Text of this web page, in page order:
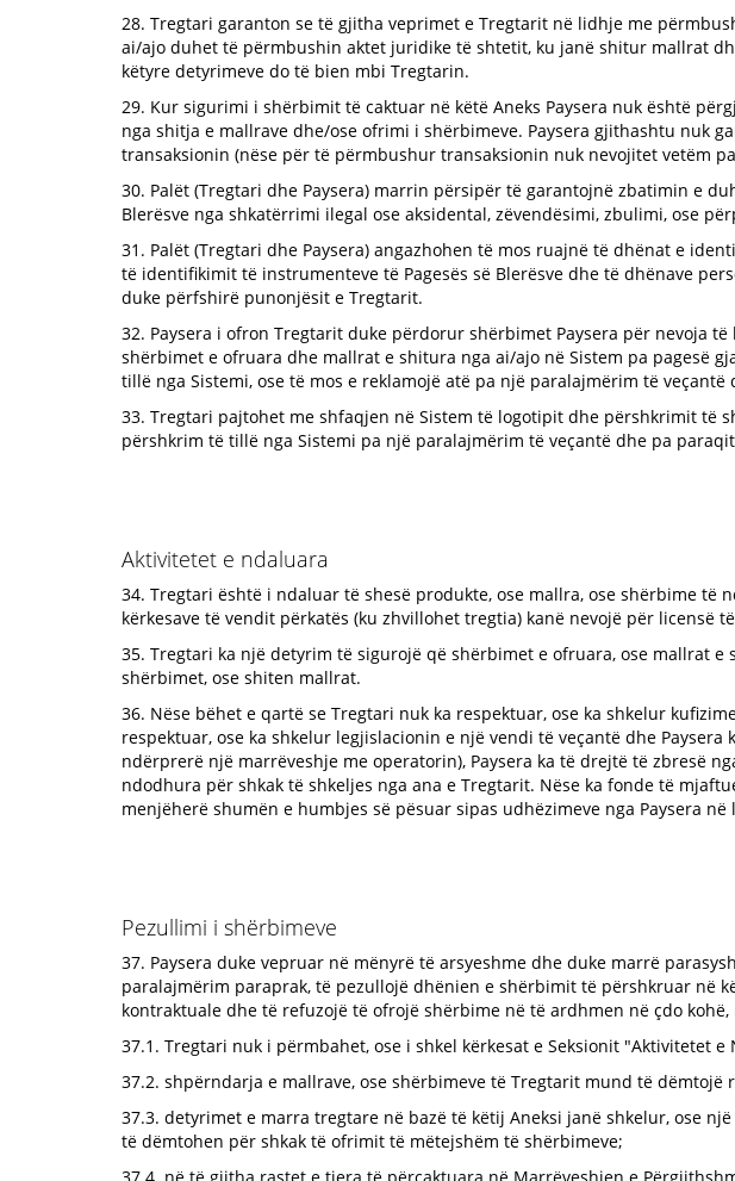
28. Tregtari garanton se të gjitha veprimet e Tregtarit në lidhje me
ai/ajo duhet të përmbushin aktet juridike të shtetit, ku janë shitur mallrat
këtyre detyrimeve do të bien mbi Tregtarin.
29. Kur sigurimi i shërbimit të caktuar në këtë Aneks Paysera nuk është
nga shitja e mallrave dhe/ose ofrimi i shërbimeve. Paysera gjithashtu nuk
transaksionin (nëse për të përmbushur transaksionin nuk nevojitet vetëm
30. Palët (Tregtari dhe Paysera) marrin përsipër të garantojnë zbatimin e
Blerësve nga shkatërrimi ilegal ose aksidental, zëvendësimi, zbulimi, ose
31. Palët (Tregtari dhe Paysera) angazhohen të mos ruajnë të dhënat e
të identifikimit të instrumenteve të Pagesës së Blerësve dhe të dhënave
duke përfshirë punonjësit e Tregtarit.
32. Paysera i ofron Tregtarit duke përdorur shërbimet Paysera për nevoja
shërbimet e ofruara dhe mallrat e shitura nga ai/ajo në Sistem pa pagesë
tillë nga Sistemi, ose të mos e reklamojë atë pa një paralajmërim të
33. Tregtari pajtohet me shfaqjen në Sistem të logotipit dhe përshkrimit të
përshkrim të tillë nga Sistemi pa një paralajmërim të veçantë dhe pa
Aktivitetet e ndaluara
34. Tregtari është i ndaluar të shesë produkte, ose mallra, ose shërbime
kërkesave të vendit përkatës (ku zhvillohet tregtia) kanë nevojë për licensë
35. Tregtari ka një detyrim të sigurojë që shërbimet e ofruara, ose mallrat
shërbimet, ose shiten mallrat.
36. Nëse bëhet e qartë se Tregtari nuk ka respektuar, ose ka shkelur
respektuar, ose ka shkelur legjislacionin e një vendi të veçantë dhe
ndërprerë një marrëveshje me operatorin), Paysera ka të drejtë të zbresë
ndodhura për shkak të shkeljes nga ana e Tregtarit. Nëse ka fonde të
menjëherë shumën e humbjes së pësuar sipas udhëzimeve nga Paysera
Pezullimi i shërbimeve
37. Paysera duke vepruar në mënyrë të arsyeshme dhe duke marrë
paralajmërim paraprak, të pezullojë dhënien e shërbimit të përshkruar në
kontraktuale dhe të refuzojë të ofrojë shërbime në të ardhmen në çdo kohë,
37.1. Tregtari nuk i përmbahet, ose i shkel kërkesat e Seksionit "Aktivitetet e
37.2. shpërndarja e mallrave, ose shërbimeve të Tregtarit mund të dëmtojë
37.3. detyrimet e marra tregtare në bazë të këtij Aneksi janë shkelur, ose
të dëmtohen për shkak të ofrimit të mëtejshëm të shërbimeve;